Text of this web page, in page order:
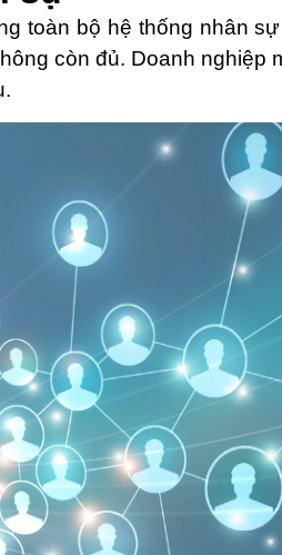
toàn bộ hệ thống nhân
còn đủ. Doanh nghiệp